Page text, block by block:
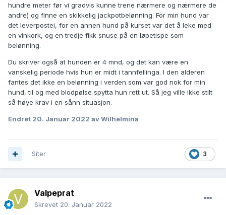
hundre meter før vi gradvis kunne trene nærmere og nærmere de
andre) og finne en skikkelig jackpotbelønning. For min hund var
det leverpostei, for en annen hund på kurset var det å leke med
en vinkork, og en tredje fikk snuse på en løpetispe som
belønning.
Du skriver også at hunden er 4 mnd, og det kan være en
vanskelig periode hvis hun er midt i tannfellinga. I den alderen
fantes det ikke en belønning i verden som var god nok for min
hund, til og med blodpølse spytta hun rett ut. Så jeg ville ikke stilt
så høye krav i en sånn situasjon.
Endret 20. Januar 2022 av Wilhelmina
3
Siter
Valpeprat
Skrevet 20. Januar 2022